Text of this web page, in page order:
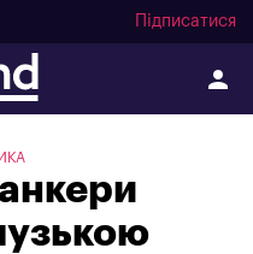
Підписатися